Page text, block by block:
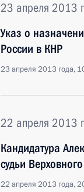
23 апреля 2013
Указ о
России в КНР
23 апреля 2013 года,
22 апреля 2013
Кандидатура
судьи
22 апреля 2013 года,